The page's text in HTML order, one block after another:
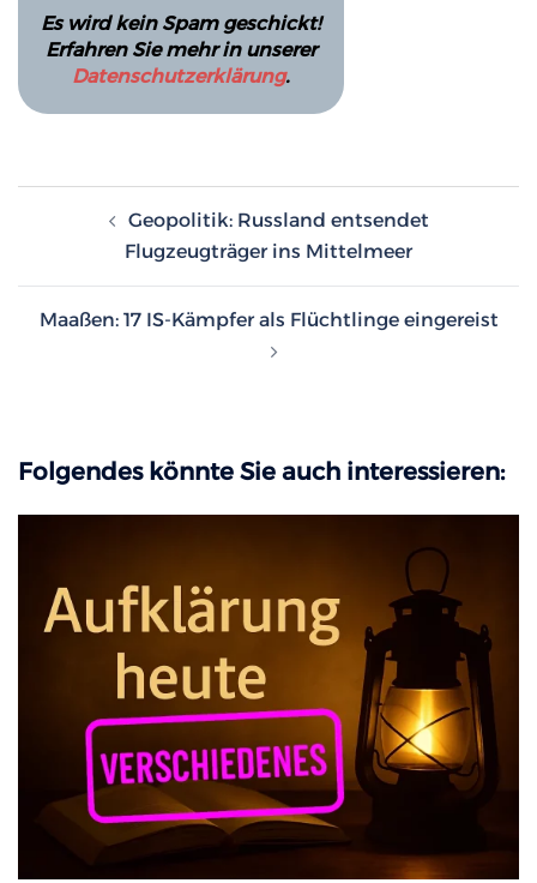
Es wird kein Spam geschickt!
Erfahren Sie mehr in unserer
Datenschutzerklärung.
Geopolitik: Russland entsendet
Flugzeugträger ins Mittelmeer
Maaßen: 17 IS-Kämpfer als Flüchtlinge eingereist
Folgendes könnte Sie auch interessieren: